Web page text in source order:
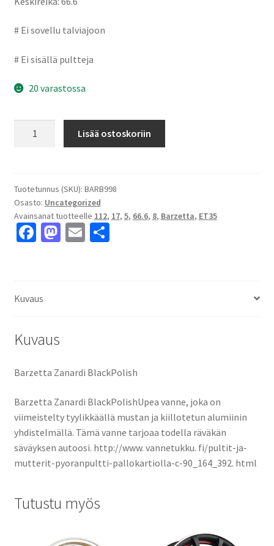
# Ei sovellu talviajoon
# Ei sisällä pultteja
20 varastossa
5x112
ET35
keskireikä:66.6
määrä
Lisää ostoskoriin
Tuotetunnus (SKU): BARB998
Osasto: Uncategorized
Avainsanat tuotteelle 112, 17, 5, 66.6, 8, Barzetta, ET35
Fa
o
o
M E S
Kuvaus
Kuvaus
Barzetta Zanardi BlackPolish
Barzetta Zanardi BlackPolishUpea vanne, joka on
viimeistelty tyylikkäällä mustan ja kiillotetun alumiinin
yhdistelmällä. Tämä vanne tarjoaa todella räväkän
säväyksen autoosi. http://www. vannetukku. fi/pultit-ja-
mutterit-pyoranpultti-pallokartiolla-c-90_164_392. html
Tutustu myös